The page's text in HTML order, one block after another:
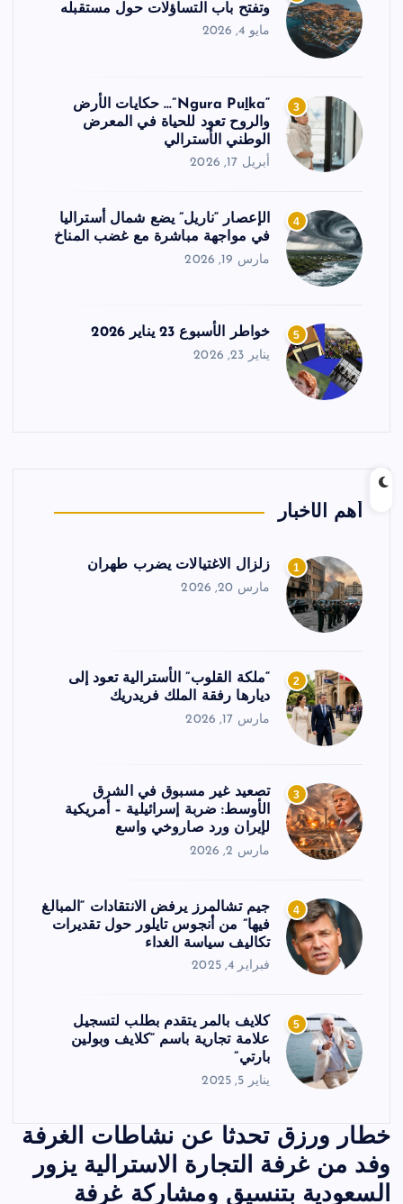
وتفتح باب التساؤلات حول مستقبله
مايو 4, 2026
3
“Ngura Puḻka”… حكايات الأرض
والروح تعود للحياة في المعرض
الوطني الأسترالي
أبريل 17, 2026
4
الإعصار “ناريل” يضع شمال أستراليا
في مواجهة مباشرة مع غضب المناخ
مارس 19, 2026
5 خواطر الأسبوع 23 يناير 2026
يناير 23, 2026
أهم الأخبار
1 زلزال الاغتيالات يضرب طهران
مارس 20, 2026
2
“ملكة القلوب” الأسترالية تعود إلى
ديارها رفقة الملك فريدريك
مارس 17, 2026
3
تصعيد غير مسبوق في الشرق
الأوسط: ضربة إسرائيلية – أمريكية
لإيران ورد صاروخي واسع
مارس 2, 2026
4
جيم تشالمرز يرفض الانتقادات “المبالغ
فيها” من أنجوس تايلور حول تقديرات
تكاليف سياسة الغداء
فبراير 4, 2025
5
كلايف بالمر يتقدم بطلب لتسجيل
علامة تجارية باسم “كلايف وبولين
بارتي”
يناير 5, 2025
خطار ورزق تحدثا عن نشاطات الغرفة
وفد من غرفة التجارة الاسترالية يزور
السعودية بتنسيق ومشاركة غرفة